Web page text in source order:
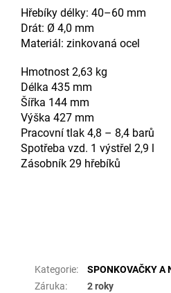
Hřebíky délky: 40–60 mm
Drát: Ø 4,0 mm
Materiál: zinkovaná ocel
Hmotnost 2,63 kg
Délka 435 mm
Šířka 144 mm
Výška 427 mm
Pracovní tlak 4,8 – 8,4 barů
Spotřeba vzd. 1 výstřel 2,9 l
Zásobník 29 hřebíků
Kategorie:
SPONKOVAČKY A
Záruka:
2 roky